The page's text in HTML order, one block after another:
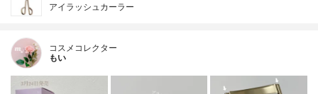
アイラッシュカーラー
コスメコレクター
もい